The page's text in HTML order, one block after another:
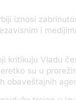
iznosi
i
kritikuju Vladu
su u
obaveštajnih